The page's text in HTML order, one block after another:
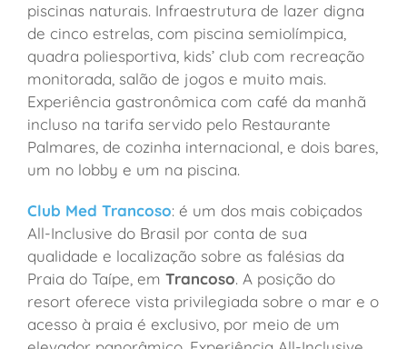
piscinas naturais. Infraestrutura de lazer digna
de cinco estrelas, com piscina semiolímpica,
quadra poliesportiva, kids’ club com recreação
monitorada, salão de jogos e muito mais.
Experiência gastronômica com café da manhã
incluso na tarifa servido pelo Restaurante
Palmares, de cozinha internacional, e dois bares,
um no lobby e um na piscina.
Club Med Trancoso: é um dos mais cobiçados
All-Inclusive do Brasil por conta de sua
qualidade e localização sobre as falésias da
Praia do Taípe, em Trancoso. A posição do
resort oferece vista privilegiada sobre o mar e o
acesso à praia é exclusivo, por meio de um